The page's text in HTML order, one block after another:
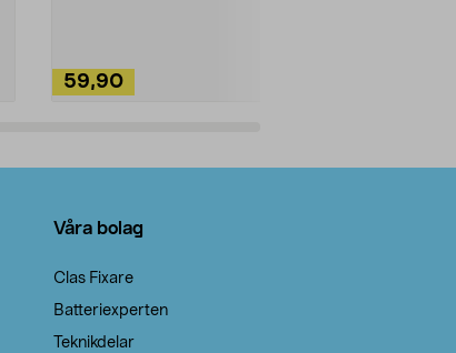
59,90
Våra bolag
Clas Fixare
Batteriexperten
Teknikdelar